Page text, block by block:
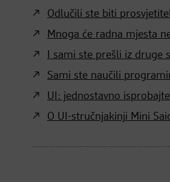
Odlučili ste biti
Mnoga će radna mjesta
I sami ste prešli iz druge
Sami ste naučili
UI: jednostavno
O UI-stručnjakinji Mini